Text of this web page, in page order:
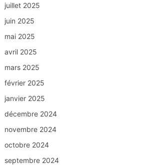
juillet 2025
juin 2025
mai 2025
avril 2025
mars 2025
février 2025
janvier 2025
décembre 2024
novembre 2024
octobre 2024
septembre 2024